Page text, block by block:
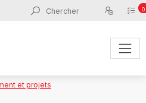
0
et projets